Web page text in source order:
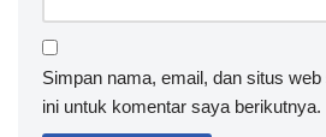
Simpan nama, email, dan situs
ini untuk komentar saya berikutnya.